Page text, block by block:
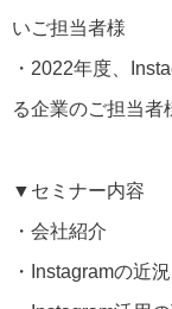
いご担当者様
・ 2022年度、
る企業のご担当者
▼セミナー内容
・会社紹介
・Instagramの近況